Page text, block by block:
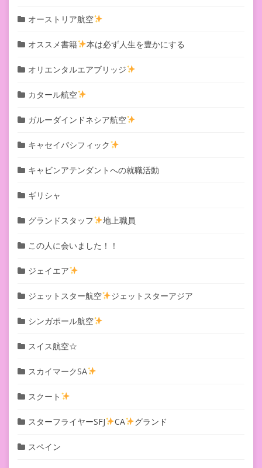
オーストリア航空
オススメ書籍 本は必ず人生を豊かにする
オリエンタルエアブリッジ
カタール航空
ガルーダインドネシア航空
キャセイパシフィック
キャビンアテンダントへの就職活動
ギリシャ
グランドスタッフ 地上職員
この人に会いました！！
ジェイエア
ジェットスター航空 ジェットスターアジア
シンガポール航空
スイス航空☆
スカイマークSA
スクート
スターフライヤーSFJ CA グランド
スペイン